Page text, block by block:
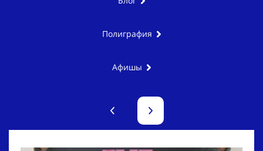
Полиграфия
Афишы